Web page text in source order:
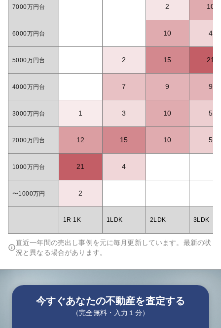
7000万円台 2 10
6000万円台 10 4
5000万円台 2 15 21
4000万円台 7 9 9
3000万円台 1 3 10 5
2000万円台 12 15 10 5
1000万円台 21 4
〜1000万円 2
1R 1K 1LDK 2LDK 3LDK
直近一年間の売出し事例を元に毎月更新しています。最新の状
況と異なる場合があります。
今すぐあなたの不動産を査定する
（完全無料・入力１分）